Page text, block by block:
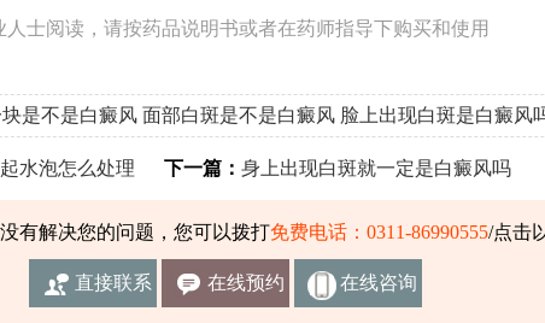
士阅读，请按药品说明书或者在药师指导下购买和使用
是不是白癜风 面部白斑是不是白癜风 脸上出现白斑是白癜风
水泡怎么处理 下一篇： 身上出现白斑就一定是白癜风吗
有解决您的问题，您可以拨打免费电话：0311-86990555/点击
直接联系 在线预约 在线咨询